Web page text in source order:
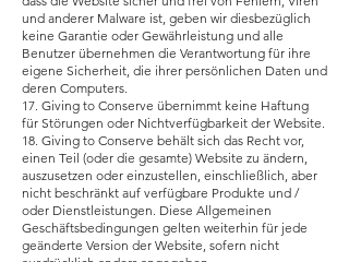
und anderer Malware ist, geben wir diesbezüglich
keine Garantie oder Gewährleistung und alle
Benutzer übernehmen die Verantwortung für ihre
eigene Sicherheit, die ihrer persönlichen Daten und
deren Computers.
17. Giving to Conserve übernimmt keine Haftung
für Störungen oder Nichtverfügbarkeit der Website.
18. Giving to Conserve behält sich das Recht vor,
einen Teil (oder die gesamte) Website zu ändern,
auszusetzen oder einzustellen, einschließlich, aber
nicht beschränkt auf verfügbare Produkte und /
oder Dienstleistungen. Diese Allgemeinen
Geschäftsbedingungen gelten weiterhin für jede
geänderte Version der Website, sofern nicht